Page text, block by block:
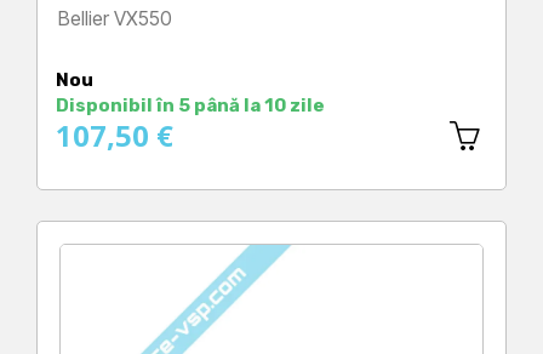
Bellier VX550
Nou
Disponibil în 5 până la 10 zile
107,50 €